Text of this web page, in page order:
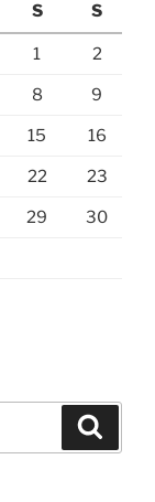
S S
1 2
8 9
15 16
22 23
29 30